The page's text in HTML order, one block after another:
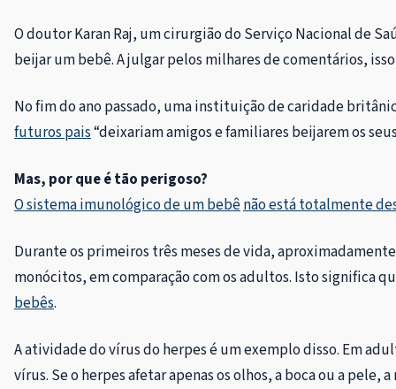
O doutor Karan Raj, um cirurgião do Serviço Nacional de
beijar um bebê. A julgar pelos milhares de comentários,
No fim do ano passado, uma instituição de caridade
futuros pais“deixariam amigos e familiares beijarem os
Mas, por que é tão perigoso?
O sistema imunológico de um bebênão está totalmente
Durante os primeiros três meses de vida,
monócitos, em comparação com os adultos. Isto significa
bebês.
A atividade do vírus do herpes é um exemplo disso. Em
vírus. Se o herpes afetar apenas os olhos, a boca ou a